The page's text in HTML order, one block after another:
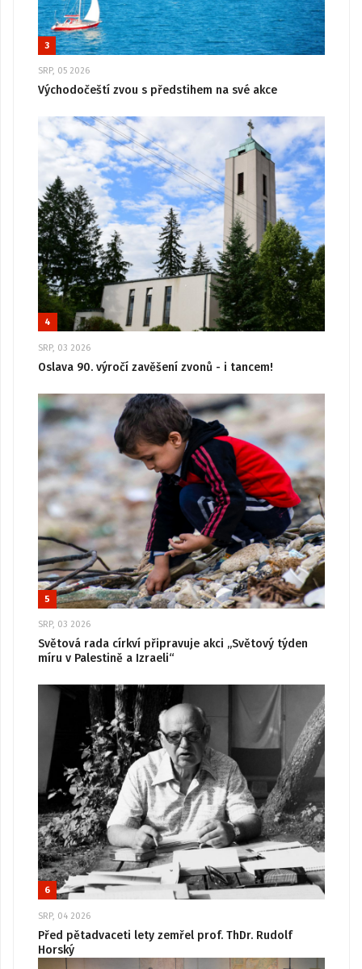
3
SRP, 05 2026
Východočeští zvou s předstihem na své akce
4
SRP, 03 2026
Oslava 90. výročí zavěšení zvonů - i tancem!
5
SRP, 03 2026
Světová rada církví připravuje akci „Světový týden
míru v Palestině a Izraeli“
6
SRP, 04 2026
Před pětadvaceti lety zemřel prof. ThDr. Rudolf
Horský